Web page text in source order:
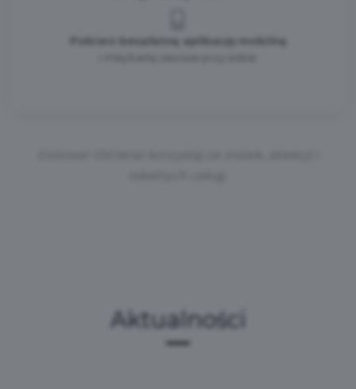
Pobierz bezpłatną aplikację mobilną
Aktualności